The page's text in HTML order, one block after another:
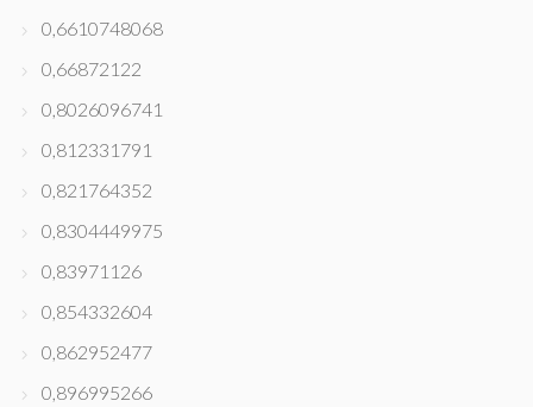
0,6610748068
0,66872122
0,8026096741
0,812331791
0,821764352
0,8304449975
0,83971126
0,854332604
0,862952477
0,896995266